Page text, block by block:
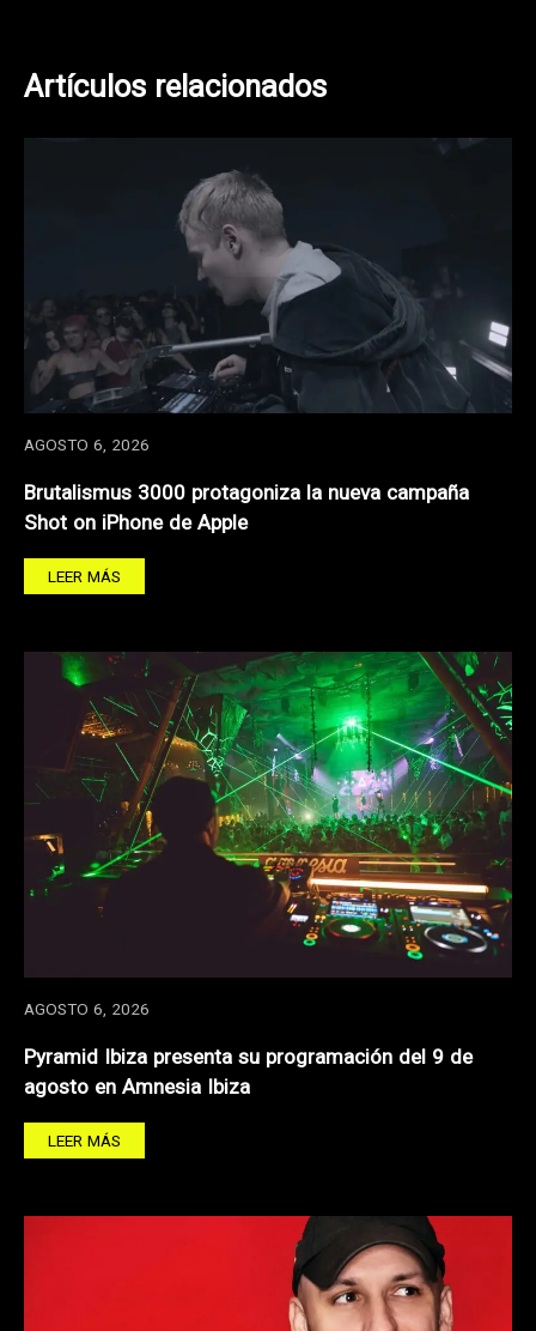
Artículos relacionados
AGOSTO 6, 2026
Brutalismus 3000 protagoniza la nueva campaña
Shot on iPhone de Apple
LEER MÁS
AGOSTO 6, 2026
Pyramid Ibiza presenta su programación del 9 de
agosto en Amnesia Ibiza
LEER MÁS